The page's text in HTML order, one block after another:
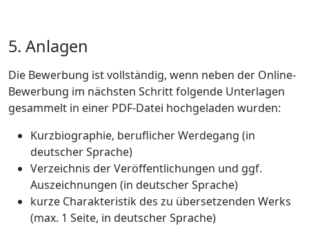
5. Anlagen
Die Bewerbung ist vollständig, wenn neben der Online-
Bewerbung im nächsten Schritt folgende Unterlagen
gesammelt in einer PDF-Datei hochgeladen wurden:
Kurzbiographie, beruflicher Werdegang (in
deutscher Sprache)
Verzeichnis der Veröffentlichungen und ggf.
Auszeichnungen (in deutscher Sprache)
kurze Charakteristik des zu übersetzenden Werks
(max. 1 Seite, in deutscher Sprache)